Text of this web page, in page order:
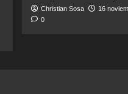
Christian Sosa
16
0